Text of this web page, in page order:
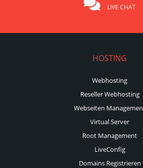
LIVE CHAT
HOSTING
Webhosting
Reseller Webhosting
Webseiten
Virtual Server
Root Management
LiveConfig
Domains Registrieren